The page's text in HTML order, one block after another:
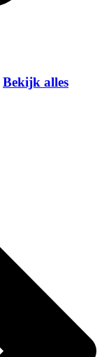
Bekijk alles